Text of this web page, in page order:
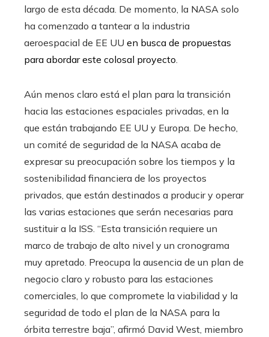
largo de esta década. De momento, la NASA solo
ha comenzado a tantear a la industria
aeroespacial de EE UU en busca de propuestas
para abordar este colosal proyecto
Aún menos claro está el plan para la transición
hacia las estaciones espaciales privadas, en la
que están trabajando EE UU y Europa. De hecho,
un comité de seguridad de la NASA acaba de
expresar su preocupación sobre los tiempos y la
sostenibilidad financiera de los proyectos
privados, que están destinados a producir y operar
las varias estaciones que serán necesarias para
sustituir a la ISS. “Esta transición requiere un
marco de trabajo de alto nivel y un cronograma
muy apretado. Preocupa la ausencia de un plan de
negocio claro y robusto para las estaciones
comerciales, lo que compromete la viabilidad y la
seguridad de todo el plan de la NASA para la
órbita terrestre baja”, afirmó David West, miembro